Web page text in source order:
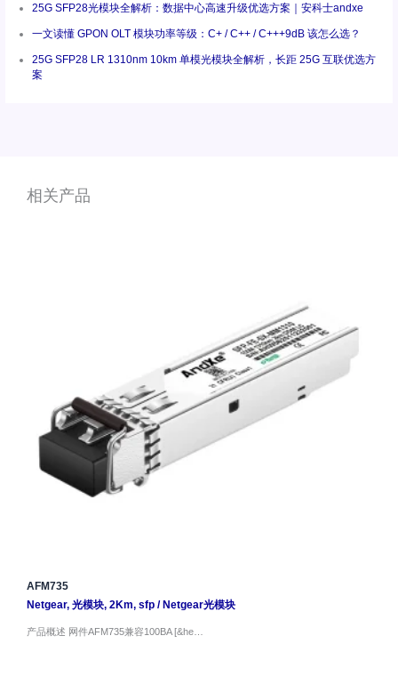
25G SFP28光模块全解析：数据中心高速升级优选方案｜安科士andxe
一文读懂 GPON OLT 模块功率等级：C+ / C++ / C+++9dB 该怎么选？
25G SFP28 LR 1310nm 10km 单模光模块全解析，长距 25G 互联优选方
案
相关产品
AFM735
Netgear, 光模块, 2Km, sfp/Netgear光模块
产品概述 网件AFM735兼容100BA [&he…